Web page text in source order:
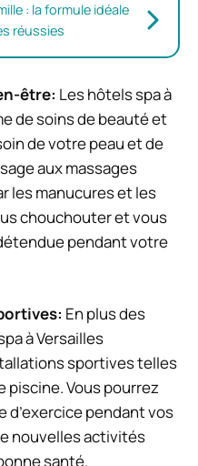
: la formule idéale
réussies
être: Les hôtels spa à
de soins de beauté et
de votre peau et de
aux massages
les manucures et les
chouchouter et vous
pendant votre
En plus des
à Versailles
sportives telles
piscine. Vous pourrez
pendant vos
nouvelles activités
santé.